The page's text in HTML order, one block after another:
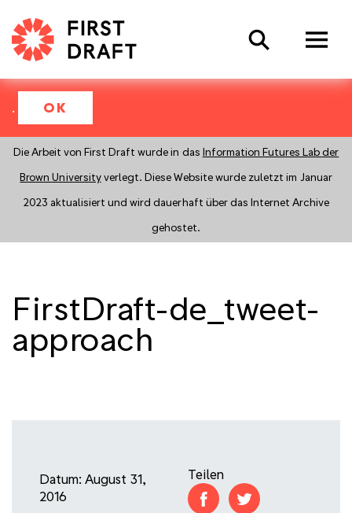
. OK
Die Arbeit von First Draft wurde in das Information Futures Lab der
Brown Universityverlegt. Diese Website wurde zuletzt im Januar
2023 aktualisiert und wird dauerhaft über das Internet Archive
gehostet.
Search
FirstDraft-de_tweet-
approach
Datum: August 31,
2016
Teilen